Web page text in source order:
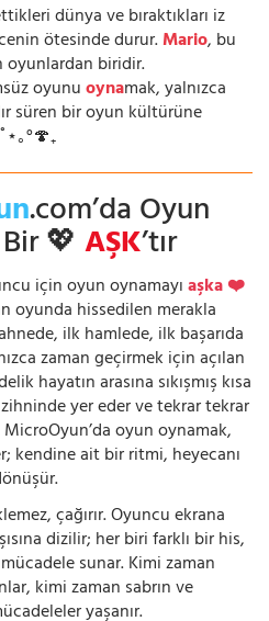
dünya ve bıraktıkları iz
ötesinde durur.Mario, bu
oyunlardan biridir.
oyunuoynamak, yalnızca
süren bir oyun kültürüne
｡°🍄₊
.com’da Oyun
💖AŞK’tır
için oyun oynamayıaşka ❤️
oyunda hissedilen merakla
ilk hamlede, ilk başarıda
zaman geçirmek için açılan
hayatın arasına sıkışmış kısa
yer eder ve tekrar tekrar
oyun oynamak,
kendine ait bir ritmi, heyecanı
çağırır. Oyuncu ekrana
dizilir; her biri farklı bir his,
sunar. Kimi zaman
kimi zaman sabrın ve
yaşanır.